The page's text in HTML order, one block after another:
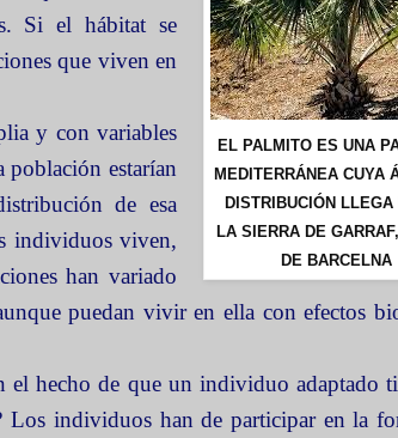
EL PALMITO ES UNA
MEDITERRÁNEA CUYA
DISTRIBUCIÓN LLEGA
LA SIERRA DE
DE BARCELNA
Si el hábitat se
que viven en
y con variables
población estarían
de esa
individuos viven,
han variado
puedan vivir en ella con efectos
el hecho de que un individuo adaptado
Los individuos han de participar en la